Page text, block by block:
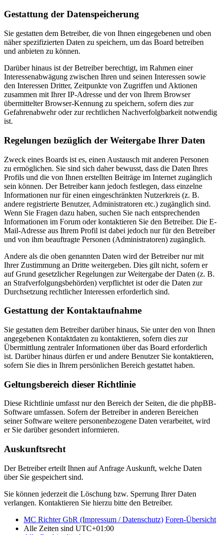
Gestattung der Datenspeicherung
Sie gestatten dem Betreiber, die von Ihnen eingegebenen und oben
näher spezifizierten Daten zu speichern, um das Board betreiben
und anbieten zu können.
Darüber hinaus ist der Betreiber berechtigt, im Rahmen einer
Interessenabwägung zwischen Ihren und seinen Interessen sowie
den Interessen Dritter, Zeitpunkte von Zugriffen und Aktionen
zusammen mit Ihrer IP-Adresse und der von Ihrem Browser
übermittelter Browser-Kennung zu speichern, sofern dies zur
Gefahrenabwehr oder zur rechtlichen Nachverfolgbarkeit notwendig
ist.
Regelungen bezüglich der Weitergabe Ihrer Daten
Zweck eines Boards ist es, einen Austausch mit anderen Personen
zu ermöglichen. Sie sind sich daher bewusst, dass die Daten Ihres
Profils und die von Ihnen erstellten Beiträge im Internet zugänglich
sein können. Der Betreiber kann jedoch festlegen, dass einzelne
Informationen nur für einen eingeschränkten Nutzerkreis (z. B.
andere registrierte Benutzer, Administratoren etc.) zugänglich sind.
Wenn Sie Fragen dazu haben, suchen Sie nach entsprechenden
Informationen im Forum oder kontaktieren Sie den Betreiber. Die E-
Mail-Adresse aus Ihrem Profil ist dabei jedoch nur für den Betreiber
und von ihm beauftragte Personen (Administratoren) zugänglich.
Andere als die oben genannten Daten wird der Betreiber nur mit
Ihrer Zustimmung an Dritte weitergeben. Dies gilt nicht, sofern er
auf Grund gesetzlicher Regelungen zur Weitergabe der Daten (z. B.
an Strafverfolgungsbehörden) verpflichtet ist oder die Daten zur
Durchsetzung rechtlicher Interessen erforderlich sind.
Gestattung der Kontaktaufnahme
Sie gestatten dem Betreiber darüber hinaus, Sie unter den von Ihnen
angegebenen Kontaktdaten zu kontaktieren, sofern dies zur
Übermittlung zentraler Informationen über das Board erforderlich
ist. Darüber hinaus dürfen er und andere Benutzer Sie kontaktieren,
sofern Sie dies in Ihrem persönlichen Bereich gestattet haben.
Geltungsbereich dieser Richtlinie
Diese Richtlinie umfasst nur den Bereich der Seiten, die die phpBB-
Software umfassen. Sofern der Betreiber in anderen Bereichen
seiner Software weitere personenbezogene Daten verarbeitet, wird
er Sie darüber gesondert informieren.
Auskunftsrecht
Der Betreiber erteilt Ihnen auf Anfrage Auskunft, welche Daten
über Sie gespeichert sind.
Sie können jederzeit die Löschung bzw. Sperrung Ihrer Daten
verlangen. Kontaktieren Sie hierzu bitte den Betreiber.
MC Richter GbR (Impressum / Datenschutz) Foren-Übersicht
Alle Zeiten sind UTC+01:00